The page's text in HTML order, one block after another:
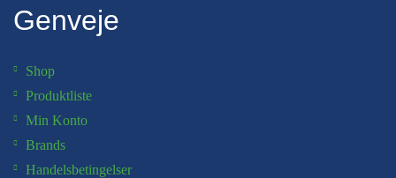
Genveje
Shop
Produktliste
Min Konto
Brands
Handelsbetingelser